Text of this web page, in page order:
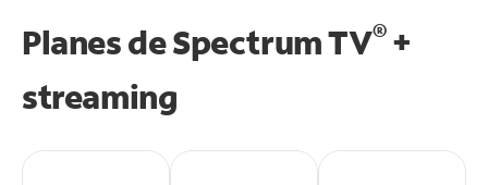
Planes de Spectrum TV®+
streaming